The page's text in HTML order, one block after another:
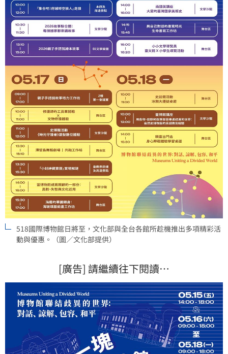
518國際博物館日將至，文化部與全台各館所趁機推出多項精彩活
動與優惠。（圖／文化部提供）
[廣告] 請繼續往下閱讀…